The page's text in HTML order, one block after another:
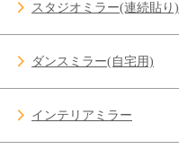
スタジオミラー(連続貼り)
ダンスミラー(自宅用)
インテリアミラー